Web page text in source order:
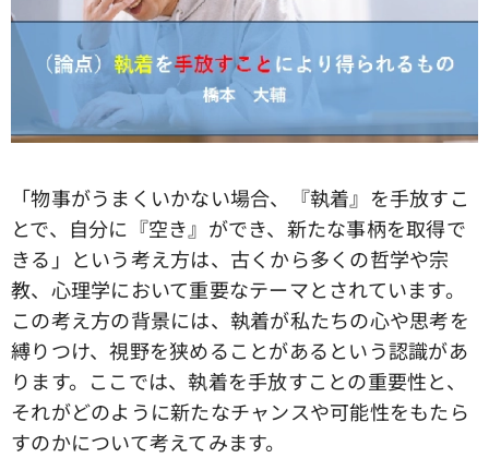
「物事がうまくいかない場合、『執着』を手放すこ
とで、自分に『空き』ができ、新たな事柄を取得で
きる」という考え方は、古くから多くの哲学や宗
教、心理学において重要なテーマとされています。
この考え方の背景には、執着が私たちの心や思考を
縛りつけ、視野を狭めることがあるという認識があ
ります。ここでは、執着を手放すことの重要性と、
それがどのように新たなチャンスや可能性をもたら
すのかについて考えてみます。